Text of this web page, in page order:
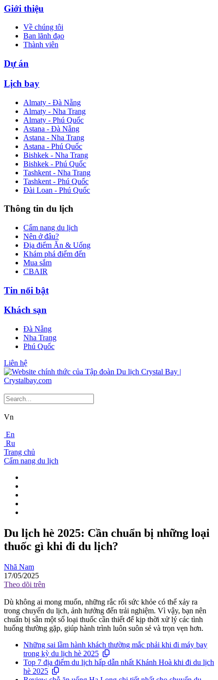
Giới thiệu
Về chúng tôi
Ban lãnh đạo
Thành viên
Dự án
Lịch bay
Almaty - Đà Nẵng
Almaty - Nha Trang
Almaty - Phú Quốc
Astana - Đà Nẵng
Astana - Nha Trang
Astana - Phú Quốc
Bishkek - Nha Trang
Bishkek - Phú Quốc
Tashkent - Nha Trang
Tashkent - Phú Quốc
Đài Loan - Phú Quốc
Thông tin du lịch
Cẩm nang du lịch
Nên ở đâu?
Địa điểm Ăn & Uống
Khám phá điểm đến
Mua sắm
CBAIR
Tin nổi bật
Khách sạn
Đà Nẵng
Nha Trang
Phú Quốc
Liên hệ
Vn
En
Ru
Trang chủ
Cẩm nang du lịch
Du lịch hè 2025: Cần chuẩn bị những loại
thuốc gì khi đi du lịch?
Nhã Nam
17/05/2025
Theo dõi trên
Dù không ai mong muốn, những rắc rối sức khỏe có thể xảy ra
trong chuyến du lịch, ảnh hưởng đến trải nghiệm. Vì vậy, bạn nên
chuẩn bị sẵn một số loại thuốc cần thiết để kịp thời xử lý các tình
huống thường gặp, giúp hành trình luôn suôn sẻ và trọn vẹn hơn.
Những sai lầm hành khách thường mắc phải khi đi máy bay
trong kỳ du lịch hè 2025
Top 7 địa điểm du lịch hấp dẫn nhất Khánh Hoà khi đi du lịch
hè 2025